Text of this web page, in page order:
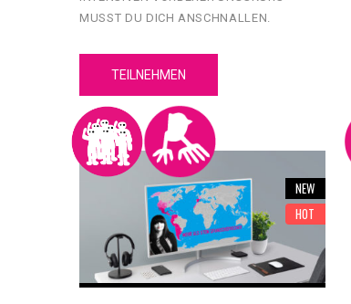
MUSST DU DICH ANSCHNALLEN.
LERNPFAD BEKOMMST DU HIER AUCH
IN EINER WOCHE FIT FÜRS ABI!
TEILNEHMEN
NEW
HOT